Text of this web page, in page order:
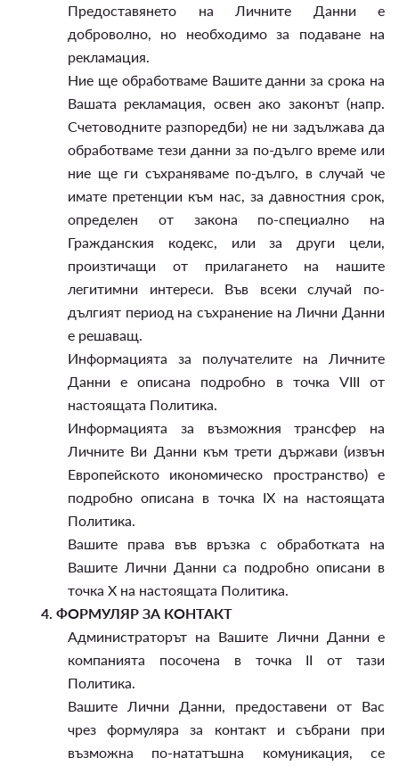
Предоставянето на Личните Данни е
доброволно, но необходимо за подаване на
рекламация.
Ние ще обработваме Вашите данни за срока на
Вашата рекламация, освен ако законът (напр.
Счетоводните разпоредби) не ни задължава да
обработваме тези данни за по-дълго време или
ние ще ги съхраняваме по-дълго, в случай че
имате претенции към нас, за давностния срок,
определен от закона по-специално на
Гражданския кодекс, или за други цели,
произтичащи от прилагането на нашите
легитимни интереси. Във всеки случай по-
дългият период на съхранение на Лични Данни
е решаващ.
Информацията за получателите на Личните
Данни е описана подробно в точка VIII от
настоящата Политика.
Информацията за възможния трансфер на
Личните Ви Данни към трети държави (извън
Европейското икономическо пространство) е
подробно описана в точка IX на настоящата
Политика.
Вашите права във връзка с обработката на
Вашите Лични Данни са подробно описани в
точка X на настоящата Политика.
4. ФОРМУЛЯР ЗА КОНТАКТ
Администраторът на Вашите Лични Данни е
компанията посочена в точка II от тази
Политика.
Вашите Лични Данни, предоставени от Вас
чрез формуляра за контакт и събрани при
възможна по-нататъшна комуникация, се